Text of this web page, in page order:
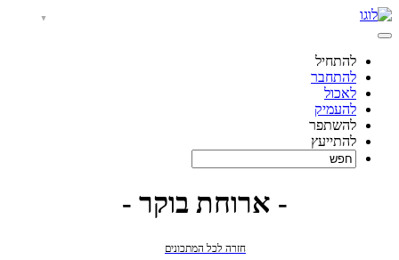
להתחיל
להתחבר
לאכול
להעמיק
להשתפר
להתייעץ
- ארוחת בוקר -
חזרה לכל המתכונים